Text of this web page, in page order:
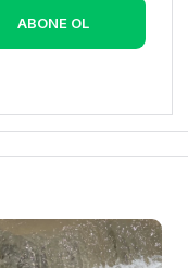
ABONE OL